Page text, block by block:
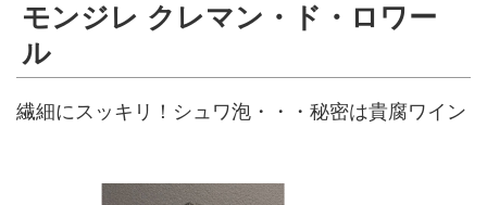
モンジレ クレマン・ド・ロワー
ル
繊細にスッキリ！シュワ泡・・・秘密は貴腐ワイン